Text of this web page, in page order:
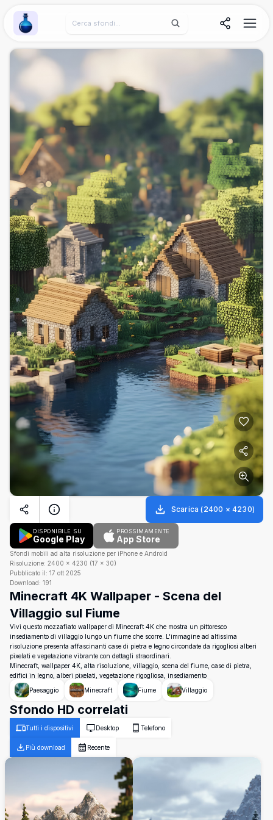
Wallpaper Alchemy
Scarica (2400 × 4230)
DISPONIBILE SU
Google Play
PROSSIMAMENTE
App Store
Sfondi mobili ad alta risoluzione per iPhone e Android
Risoluzione: 2400 × 4230 (17 × 30)
Pubblicato il: 17 ott 2025
Download: 191
Minecraft 4K Wallpaper - Scena del
Villaggio sul Fiume
Vivi questo mozzafiato wallpaper di Minecraft 4K che mostra un pittoresco
insediamento di villaggio lungo un fiume che scorre. L'immagine ad altissima
risoluzione presenta affascinanti case di pietra e legno circondate da rigogliosi alberi
pixelati e vegetazione vibrante con dettagli straordinari.
Minecraft, wallpaper 4K, alta risoluzione, villaggio, scena del fiume, case di pietra,
edifici in legno, alberi pixelati, vegetazione rigogliosa, insediamento
Paesaggio
Minecraft Fiume Villaggio
Sfondo HD correlati
Tutti i dispositivi Desktop Telefono
Più download Recente